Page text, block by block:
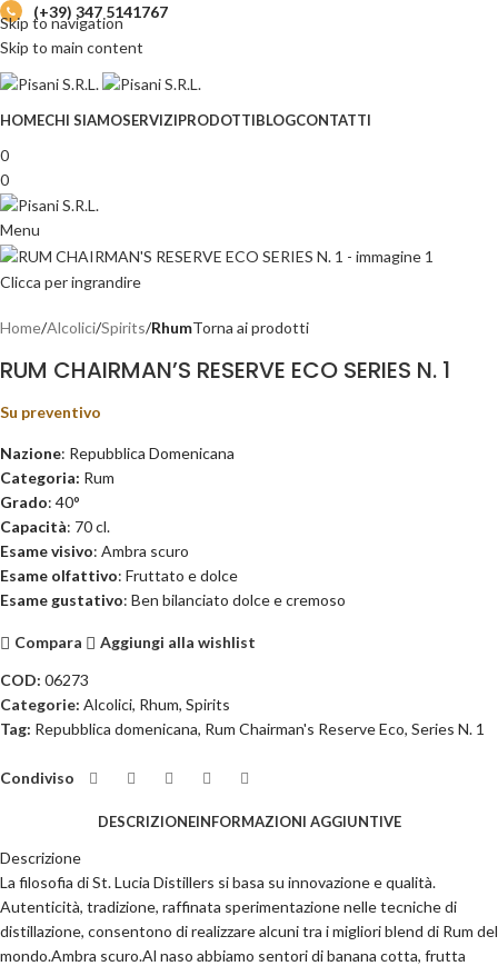
Skip to navigation
Skip to main content
(+39) 347 5141767
HOMECHI SIAMOSERVIZIPRODOTTIBLOGCONTATTI
0
0
Menu
Clicca per ingrandire
Home Alcolici Spirits RhumTorna ai prodotti
RUM CHAIRMAN’S RESERVE ECO SERIES N. 1
Su preventivo
Nazione: Repubblica Domenicana
Categoria: Rum
Grado: 40°
Capacità: 70 cl.
Esamevisivo: Ambra scuro
Esame olfattivo: Fruttato e dolce
Esame gustativo: Ben bilanciato dolce e cremoso
Compara
Aggiungi alla wishlist
COD: 06273
Categorie: Alcolici, Rhum, Spirits
Tag: Repubblica domenicana, Rum Chairman's Reserve Eco, Series N. 1
Condiviso
DESCRIZIONEINFORMAZIONI AGGIUNTIVE
Descrizione
La filosofia di St. Lucia Distillers si basa su innovazione e qualità.
Autenticità, tradizione, raffinata sperimentazione nelle tecniche di
distillazione, consentono di realizzare alcuni tra i migliori blend di Rum del
mondo.Ambra scuro.Al naso abbiamo sentori di banana cotta, frutta